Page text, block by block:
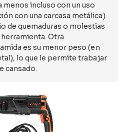
menos incluso con un uso
con una carcasa metálica).
de quemaduras o molestias
Otra
es su menor peso (en
lo que le permite trabajar
cansado.